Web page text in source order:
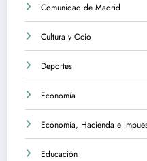
Comunidad de Madrid
Cultura y Ocio
Deportes
Economía
Economía, Hacienda e
Educación